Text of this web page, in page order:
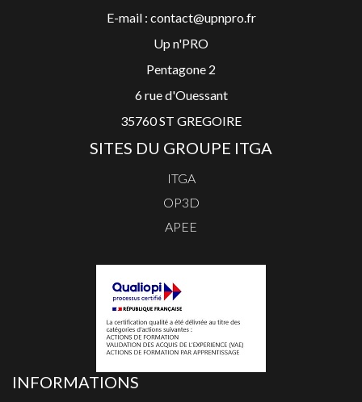
E-mail : contact@upnpro.fr
Up n'PRO
Pentagone 2
6 rue d'Ouessant
35760 ST GREGOIRE
SITES DU GROUPE ITGA
ITGA
OP3D
APEE
INFORMATIONS